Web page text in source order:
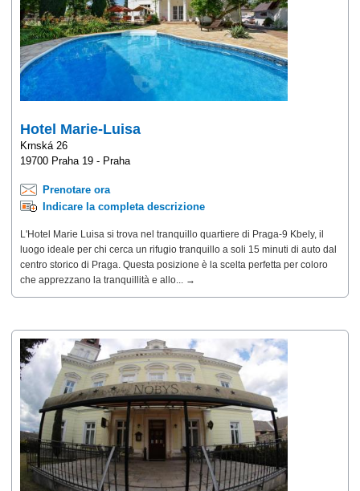
Hotel Marie-Luisa
Krnská 26
19700 Praha 19 - Praha
Prenotare ora
Indicare la completa descrizione
L'Hotel Marie Luisa si trova nel tranquillo quartiere di Praga-9 Kbely, il
luogo ideale per chi cerca un rifugio tranquillo a soli 15 minuti di auto dal
centro storico di Praga. Questa posizione è la scelta perfetta per coloro
che apprezzano la tranquillità e allo... →